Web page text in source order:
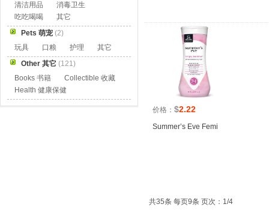
价格： $2.22
Summer’s Eve Femi
共35条 每页9条 页次：1/4
清洁用品
消毒卫生
吃吃喝喝
其它
Pets 萌宠 (2)
玩具
口粮 护理
其它
Other 其它 (121)
Books 书籍
Collectible 收藏
Health 健康保健